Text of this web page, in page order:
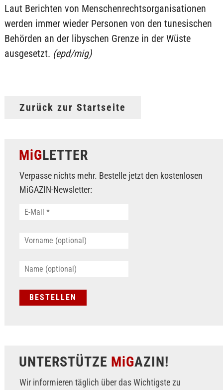
Laut Berichten von Menschenrechtsorganisationen
werden immer wieder Personen von den tunesischen
Behörden an der libyschen Grenze in der Wüste
ausgesetzt. (epd/mig)
Zurück zur Startseite
MiGLETTER
Verpasse nichts mehr. Bestelle jetzt den kostenlosen
MiGAZIN-Newsletter:
UNTERSTÜTZE MiGAZIN!
Wir informieren täglich über das Wichtigste zu